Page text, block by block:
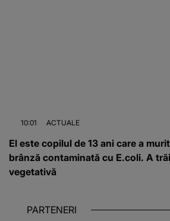
10:01 ACTUALE
El este copilul de 13 ani care a
brânză contaminată cu E.coli. A
vegetativă
PARTENERI